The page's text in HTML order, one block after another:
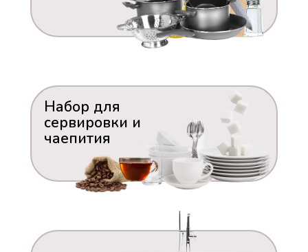
Набор для
сервировки и
чаепития